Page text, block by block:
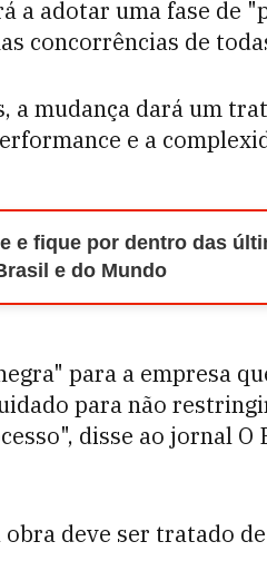
a adotar uma fase de
concorrências de
a mudança dará um
e a
e fique por dentro das
e do Mundo
para a empresa
para não
disse ao jornal O
obra deve ser tratado